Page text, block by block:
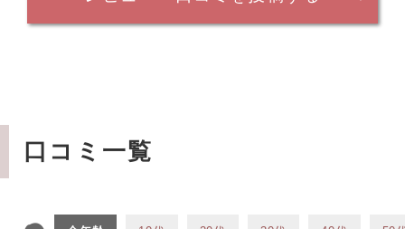
口コミ一覧